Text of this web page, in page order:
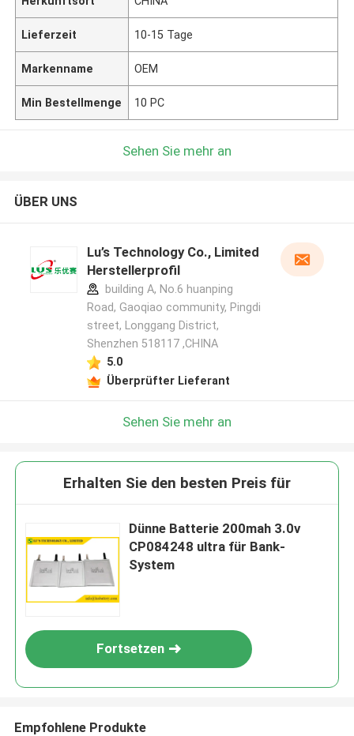
Lieferzeit 10-15 Tage
Markenname OEM
Min Bestellmenge 10 PC
Sehen Sie mehr an
ÜBER UNS
Lu’s Technology Co., Limited
Herstellerprofil
building A, No.6 huanping
Road, Gaoqiao community, Pingdi
street, Longgang District,
Shenzhen 518117 ,CHINA
5.0
Überprüfter Lieferant
Sehen Sie mehr an
Erhalten Sie den besten Preis für
Dünne Batterie 200mah 3.0v
CP084248 ultra für Bank-
System
Fortsetzen
Empfohlene Produkte